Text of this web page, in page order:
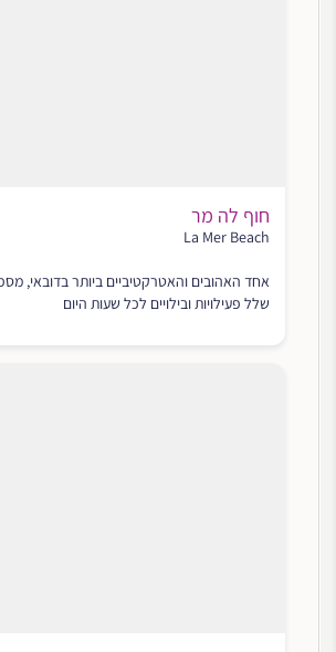
חוף לה מר
La Mer Beach
אחד האהובים והאטרקטיביים ביותר בדובאי,
שלל פעילויות ובילויים לכל שעות היום